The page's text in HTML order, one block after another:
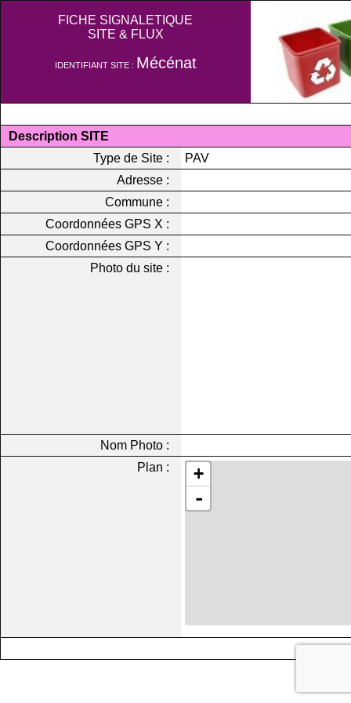
FICHE SIGNALETIQUE
SITE & FLUX
IDENTIFIANT SITE : Mécénat
Description SITE
Type de Site :
PAV
Adresse :
Commune :
Coordonnées GPS X :
Coordonnées GPS Y :
Photo du site :
Nom Photo :
Plan :
+
-